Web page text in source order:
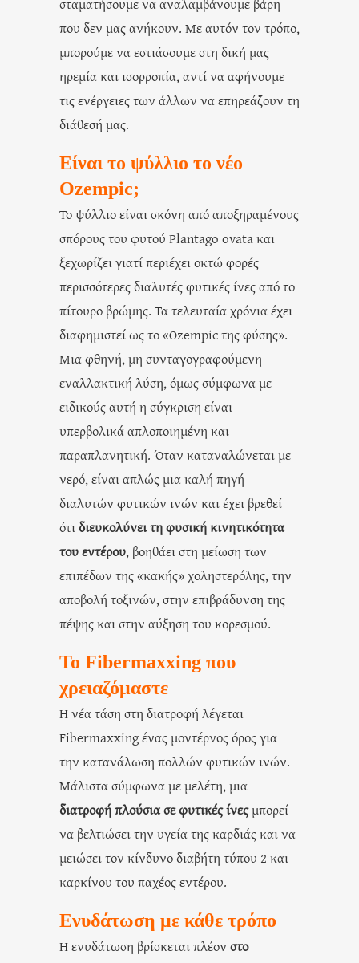
που δεν μας ανήκουν. Με αυτόν τον τρόπο,
μπορούμε να εστιάσουμε στη δική μας
ηρεμία και ισορροπία, αντί να αφήνουμε
τις ενέργειες των άλλων να επηρεάζουν τη
διάθεσή μας.
Είναι το ψύλλιο το νέο
Ozempic;
Το ψύλλιο είναι σκόνη από αποξηραμένους
σπόρους του φυτού Plantago ovata και
ξεχωρίζει γιατί περιέχει οκτώ φορές
περισσότερες διαλυτές φυτικές ίνες από το
πίτουρο βρώμης. Τα τελευταία χρόνια έχει
διαφημιστεί ως το «Ozempic της φύσης».
Μια φθηνή, μη συνταγογραφούμενη
εναλλακτική λύση, όμως σύμφωνα με
ειδικούς αυτή η σύγκριση είναι
υπερβολικά απλοποιημένη και
παραπλανητική. Όταν καταναλώνεται με
νερό, είναι απλώς μια καλή πηγή
διαλυτών φυτικών ινών και έχει βρεθεί
ότι διευκολύνει τη φυσική κινητικότητα
του εντέρου, βοηθάει στη μείωση των
επιπέδων της «κακής» χοληστερόλης, την
αποβολή τοξινών, στην επιβράδυνση της
πέψης και στην αύξηση του κορεσμού.
Το Fibermaxxing που
χρειαζόμαστε
Η νέα τάση στη διατροφή λέγεται
Fibermaxxing ένας μοντέρνος όρος για
την κατανάλωση πολλών φυτικών ινών.
Μάλιστα σύμφωνα με μελέτη, μια
διατροφή πλούσια σε φυτικές ίνεςμπορεί
να βελτιώσει την υγεία της καρδιάς και να
μειώσει τον κίνδυνο διαβήτη τύπου 2 και
καρκίνου του παχέος εντέρου.
Ενυδάτωση με κάθε τρόπο
Η ενυδάτωση βρίσκεται πλέον στο